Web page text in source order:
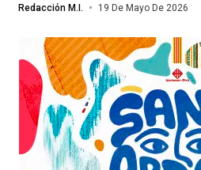
Redacción M.I. 19 De Mayo De 2026